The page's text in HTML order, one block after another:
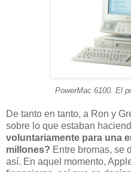
PowerMac 6100. El
De tanto en tanto, a Ron y
sobre lo que estaban
voluntariamente para una
millones? Entre bromas, se
así. En aquel momento,